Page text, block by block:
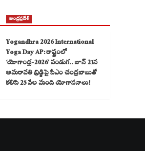
ఆంధ్రప్రదేశ్
Yogandhra 2026 International
Yoga Day AP: రాష్ట్రంలో
‘యోగాంధ్ర-2026’ పండుగ.. జూన్ 21న
అమరావతి బ్రిడ్జిపై సీఎం చంద్రబాబుతో
కలిసి 25 వేల మంది యోగాసనాలు!